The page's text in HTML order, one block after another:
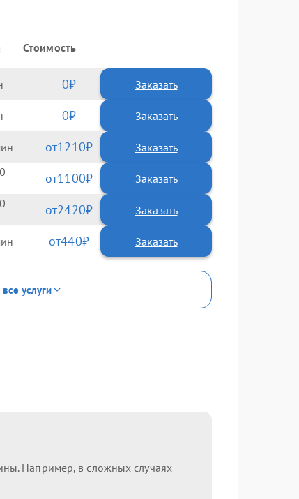
Стоимость
0 Заказать
0 Заказать
1210
1100
2420
440
все услуги
Например, в сложных случаях